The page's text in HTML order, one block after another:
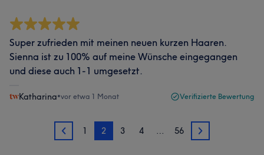
Super zufrieden mit meinen neuen kurzen Haaren.
Sienna ist zu 100% auf meine Wünsche eingegangen
und diese auch 1-1 umgesetzt.
Katharina•vor etwa 1 Monat Verifizierte Bewertung
1 1 2 3 4 … 56 3